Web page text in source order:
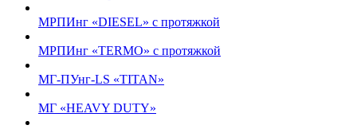
МРПИнг «DIESEL» с протяжкой
МРПИнг «TERMO» с протяжкой
МГ-ПУнг-LS «TITAN»
МГ «HEAVY DUTY»